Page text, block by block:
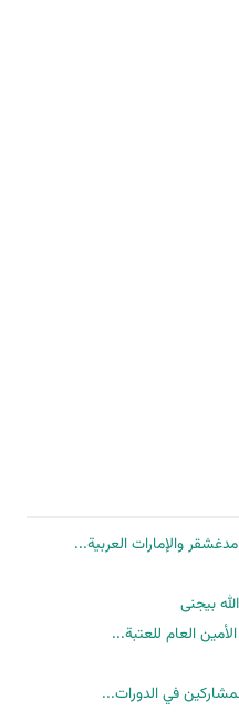
والإمارات العربية...
العام للعتبة...
في الدورات...